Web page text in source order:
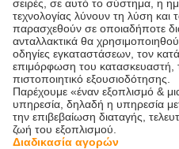
σειρές, σε αυτό το σύστημα, η
τεχνολογίας λύνουν τη λύση και
παρασχεθούν σε οποιαδήποτε
ανταλλακτικά θα
οδηγίες εγκαταστάσεων, τον
επιμόρφωση του κατασκευαστή,
πιστοποιητικό εξουσιοδότησης.
Παρέχουμε «έναν εξοπλισμό &
υπηρεσία, δηλαδή η υπηρεσία
την επιβεβαίωση διαταγής,
ζωή του εξοπλισμού.
Διαδικασία αγορών